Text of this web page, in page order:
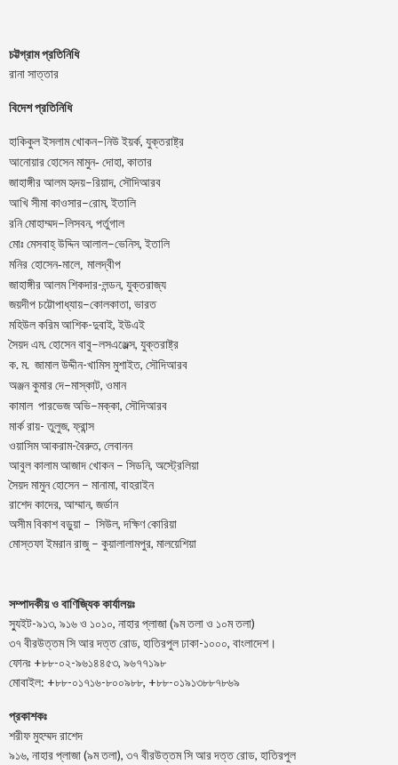
চট্টগ্রাম প্রতিনিধি
রানা সাত্তার
বিদেশ প্রতিনিধি
হাকিকুল ইসলাম খোকন–নিউ ইয়র্ক, যুক্তরাষ্ট্র
আনোয়ার হোসেন মামুন- দোহা, কাতার
জাহাঙ্গীর আলম হৃদয়–রিয়াদ, সৌদিআরব
আখি সীমা কাওসার–রোম,ইতালি
রনি মোহাম্মদ–লিসবন, পর্তুগাল
মোঃ মেসবাহ্ উদ্দিন আলাল–ভেনিস,ইতালি
মনির হোসেন-মালে, মালদ্বীপ
জাহাঙ্গীর আলম শিকদার-লন্ডন, যুক্তরাজ্য
জয়দীপ চট্টোপাধ্যায়–কোলকাতা, ভারত
মহিউল করিম আশিক-দুবাই, ইউএই
সৈয়দ এম. হোসেন বাবু–লসএঞ্জেল্স, যুক্তরাষ্ট্র
ক. ম. জামাল উদ্দীন-খামিস মুশাইত, সৌদিআরব
অঞ্জন কুমার দে–মাস্কাট, ওমান
কামাল পারভেজ অভি–মক্কা, সৌদিআরব
মার্ক রায়- তুলুজ, ফ্রান্স
ওয়াসিম আকরাম-বৈরুত, লেবানন
আবুল কালাম আজাদ খোকন – সিডনি, অস্ট্রেলিয়া
সৈয়দ মামুন হোসেন – মানামা, বাহরাইন
রাশেদ কাদের, আম্মান, জর্ডান
অসীম বিকাশ বড়ুয়া – সিউল, দক্ষিণ কোরিয়া
মোস্তফা ইমরান রাজু – কুয়ালালামপুর, মালয়েশিয়া
সম্পাদকীয় ও বাণিজ্যিক কার্যালয়ঃ
স্যুইট-৯১৩, ৯১৬ ও ১০১০, নাহার প্লাজা (৯ম তলা ও ১০ম তলা)
৩৭ বীরউত্তম সি আর দত্ত রোড, হাতিরপুল ঢাকা-১০০০, বাংলাদেশ।
ফোনঃ +৮৮-০২-৯৬১৪৪৫৩, ৯৬৭৭১৯৮
মোবাইল: +৮৮-০১৭১৬-৮০০৯৮৮, +৮৮-০১৯১৩৮৮৭৮৬৯
প্রকাশকঃ
শরীফ মুহম্মদ রাশেদ
৯১৬, নাহার প্লাজা (৯ম তলা), ৩৭ বীরউত্তম সি আর দত্ত রোড, হাতিরপুল